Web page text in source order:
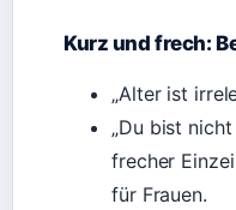
Kurz und frech:
„Alter ist
„Du bist
frecher
für Frauen.